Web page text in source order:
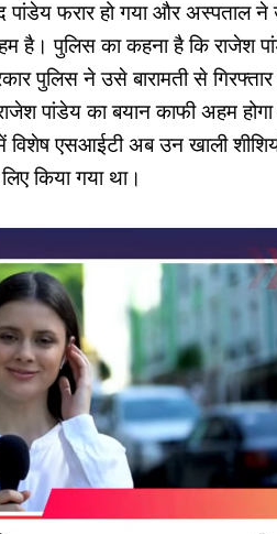
फरार हो गया और अस्पताल
है। पुलिस का कहना है कि राजेश
पुलिस ने उसे बारामती से
पांडेय का बयान काफी अहम
एसआईटी अब उन खाली
किया गया था।